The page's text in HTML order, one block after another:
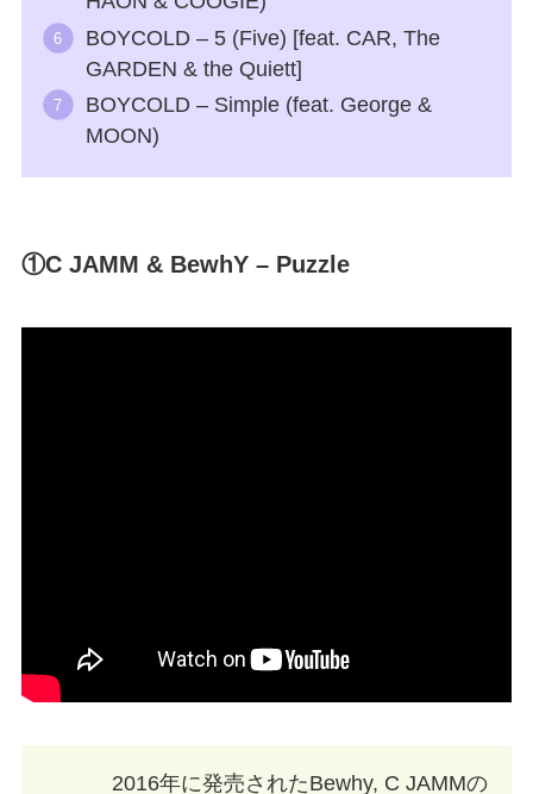
BOYCOLD – 5 (Five) [feat. CAR, The
GARDEN & the Quiett]
BOYCOLD – Simple (feat. George &
MOON)
①C JAMM & BewhY – Puzzle
2016年に発売されたBewhy, C JAMMの